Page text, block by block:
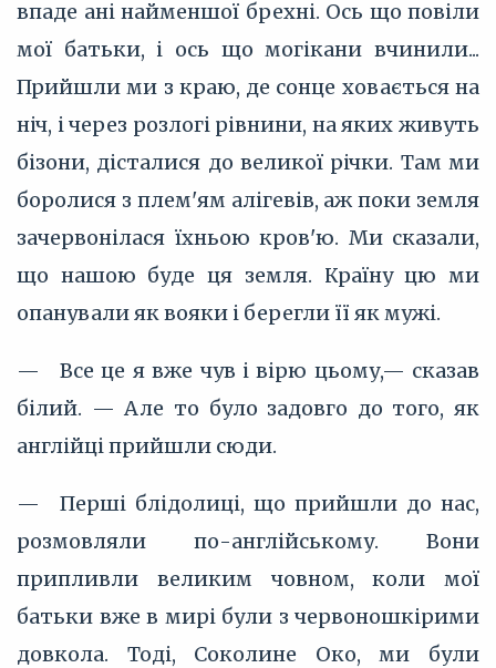
впаде ані найменшої брехні. Ось що повіли
мої батьки, і ось що могікани вчинили...
Прийшли ми з краю, де сонце ховається на
ніч, і через розлогі рівнини, на яких живуть
бізони, дісталися до великої річки. Там ми
боролися з плем'ям алігевів, аж поки земля
зачервонілася їхньою кров'ю. Ми сказали,
що нашою буде ця земля. Країну цю ми
опанували як вояки і берегли її як мужі.
— Все це я вже чув і вірю цьому,— сказав
білий. — Але то було задовго до того, як
англійці прийшли сюди.
— Перші блідолиці, що прийшли до нас,
розмовляли по-англійському. Вони
припливли великим човном, коли мої
батьки вже в мирі були з червоношкірими
довкола. Тоді, Соколине Око, ми були